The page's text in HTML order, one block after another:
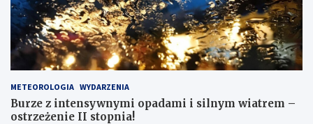
METEOROLOGIA WYDARZENIA
Burze z intensywnymi opadami i silnym wiatrem –
ostrzeżenie II stopnia!